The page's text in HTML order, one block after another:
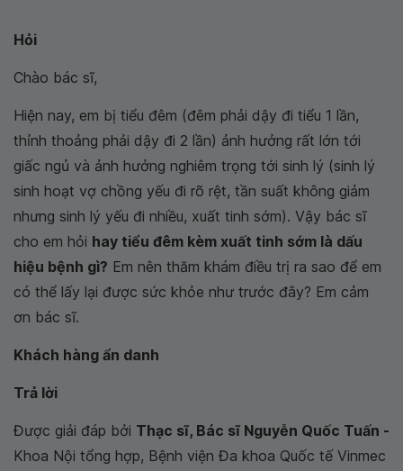
Hỏi
Chào bác sĩ,
Hiện nay, em bị tiểu đêm (đêm phải dậy đi tiểu 1 lần,
thỉnh thoảng phải dậy đi 2 lần) ảnh hưởng rất lớn tới
giấc ngủ và ảnh hưởng nghiêm trọng tới sinh lý (sinh lý
sinh hoạt vợ chồng yếu đi rõ rệt, tần suất không giảm
nhưng sinh lý yếu đi nhiều, xuất tinh sớm). Vậy bác sĩ
cho em hỏi hay tiểu đêm kèm xuất tinh sớm là dấu
hiệu bệnh gì? Em nên thăm khám điều trị ra sao để em
có thể lấy lại được sức khỏe như trước đây? Em cảm
ơn bác sĩ.
Khách hàng ẩn danh
Trả lời
Được giải đáp bởi Thạc sĩ, Bác sĩ Nguyễn Quốc Tuấn -
Khoa Nội tổng hợp, Bệnh viện Đa khoa Quốc tế Vinmec